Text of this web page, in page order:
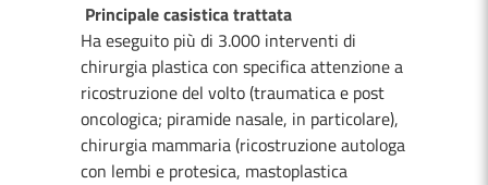
Principale casistica trattata
Ha eseguito più di 3.000 interventi di
chirurgia plastica con specifica attenzione a
ricostruzione del volto (traumatica e post
oncologica; piramide nasale, in particolare),
chirurgia mammaria (ricostruzione autologa
con lembi e protesica, mastoplastica